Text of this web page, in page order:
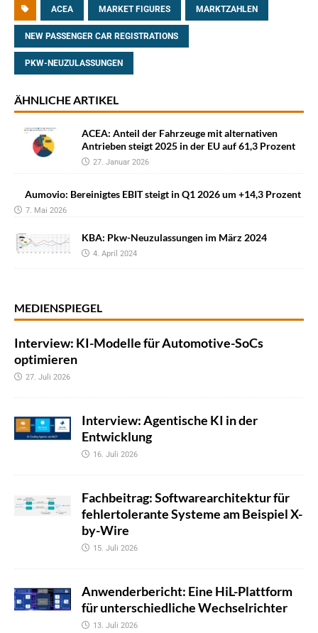
ACEA MARKET FIGURES MARKTZAHLEN
NEW PASSENGER CAR REGISTRATIONS
PKW-NEUZULASSUNGEN
ÄHNLICHE ARTIKEL
ACEA: Anteil der Fahrzeuge mit alternativen
Antrieben steigt 2025 in der EU auf 61,3 Prozent
27. Januar 2026
Aumovio: Bereinigtes EBIT steigt in Q1 2026 um +14,3 Prozent
7. Mai 2026
KBA: Pkw-Neuzulassungen im März 2024
4. April 2024
MEDIENSPIEGEL
Interview: KI-Modelle für Automotive-SoCs
optimieren
27. Juli 2026
Interview: Agentische KI in der
Entwicklung
16. Juli 2026
Fachbeitrag: Softwarearchitektur für
fehlertolerante Systeme am Beispiel X-
by-Wire
15. Juli 2026
Anwenderbericht: Eine HiL-Plattform
für unterschiedliche Wechselrichter
13. Juli 2026